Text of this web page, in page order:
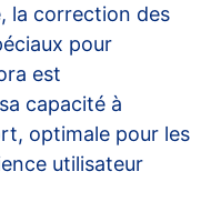
la correction des
pour
est
capacité à
optimale pour les
utilisateur